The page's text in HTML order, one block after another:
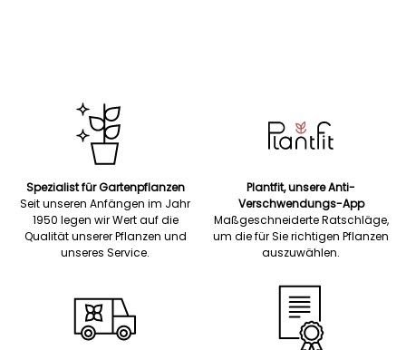
Spezialist für Gartenpflanzen
Seit unseren Anfängen im Jahr
1950 legen wir Wert auf die
Qualität unserer Pflanzen und
unseres Service.
Plantfit, unsere Anti-
Verschwendungs-App
Maßgeschneiderte Ratschläge,
um die für Sie richtigen Pflanzen
auszuwählen.